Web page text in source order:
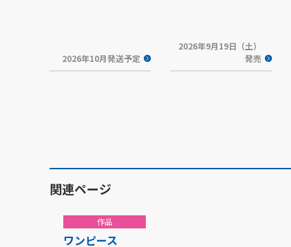
2026年10月発送予定
2026年9月19日（土）
発売
関連ページ
作品
ワンピース